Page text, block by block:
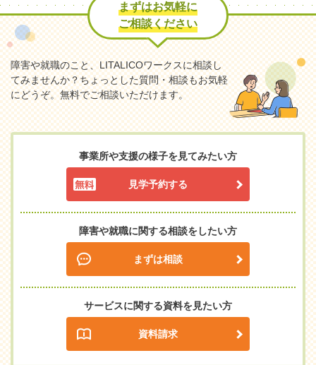
まずはお気軽に
ご相談ください
障害や就職のこと、LITALICOワークスに相談し
てみませんか？ちょっとした質問・相談もお気軽
にどうぞ。無料でご相談いただけます。
事業所や支援の様子を見てみたい方
見学予約する
障害や就職に関する相談をしたい方
まずは相談
サービスに関する資料を見たい方
資料請求